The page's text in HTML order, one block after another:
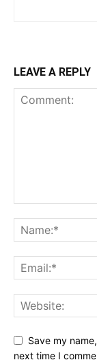
LEAVE A REPLY
Save my
next time I